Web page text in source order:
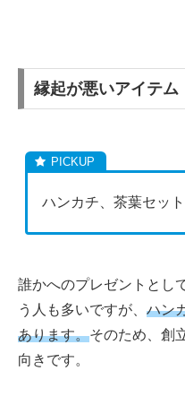
縁起が悪いアイテム
ハンカチ、茶葉セッ
誰かへのプレゼントとし
う人も多いですが、 ハン
あります。そのため、創
向きです。